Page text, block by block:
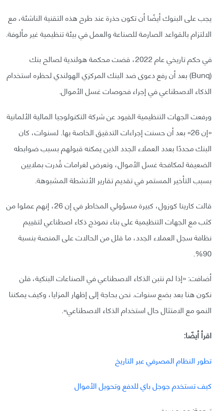
يجب على البنوك أيضًا أن تكون حذرة عند طرح هذه التقنية الناشئة، مع
الالتزام بالقواعد الصارمة للصناعة والعمل في بيئة تنظيمية غير مألوفة.
في حكم تاريخي عام 2022، قضت محكمة هولندية لصالح بنك
(Bunq) بعد أن رفع دعوى ضد البنك المركزي الهولندي لحظره استخدام
الذكاء الاصطناعي في إجراء فحوصات غسل الأموال.
ورفعت الجهات التنظيمية القيود عن شركة التكنولوجيا المالية الألمانية
«إن 26» بعد أن حسنت إجراءات التدقيق الخاصة بها. لسنوات، كان
البنك محددًا بعدد العملاء الجدد الذين يمكنه قبولهم بسبب ضوابطه
الضعيفة لمكافحة غسل الأموال، وتعرض لغرامات قُدرت بملايين
بسبب التأخير المستمر في تقديم تقارير الأنشطة المشبوهة.
قالت كارينا كوزول، كبيرة مسؤولي المخاطر في إن 26، إنهم عملوا من
كثب مع الجهات التنظيمية على بناء نموذج ذكاء اصطناعي لتقييم
نظافة سجل العملاء الجدد، ما قلل من الحالات على المنصة بنسبة
90%.
أضافت: «إذا لم نتبن الذكاء الاصطناعي في الصناعات البنكية، فلن
نكون هنا بعد بضع سنوات. نحن بحاجة إلى إظهار المزايا، وكيف يمكننا
النمو مع الامتثال حال استخدام الذكاء الاصطناعي».
اقرأ أيضًا:
تطور النظام المصرفي عبر التاريخ
كيف تستخدم جوجل باي للدفع وتحويل الأموال